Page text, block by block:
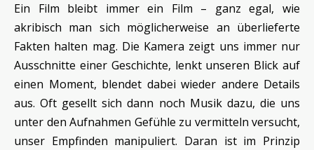
Ein Film bleibt immer ein Film – ganz egal, wie
akribisch man sich möglicherweise an überlieferte
Fakten halten mag. Die Kamera zeigt uns immer nur
Ausschnitte einer Geschichte, lenkt unseren Blick auf
einen Moment, blendet dabei wieder andere Details
aus. Oft gesellt sich dann noch Musik dazu, die uns
unter den Aufnahmen Gefühle zu vermitteln versucht,
unser Empfinden manipuliert. Daran ist im Prinzip